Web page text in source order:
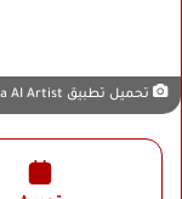
تحميل تطبيق Voila AI Artist مهكر